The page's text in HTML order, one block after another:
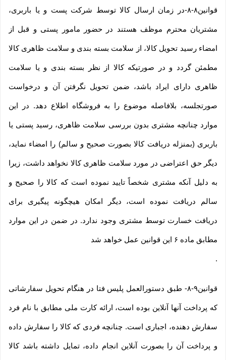
قوانین۸-۸-در زمان ارسال کالا توسط شرکت پست و یا باربری،
مشتریان محترم موظف هستند در حضور مامور پستی و قبل از
امضاء رسید تحویل کالا، از سلامت بسته بندی و سلامت ظاهری کالا
مطمئن گردد و در صورتیکه کالا از نظر بسته بندی و یا سلامت
ظاهری دارای ایراد باشد، ضمن تحویل نگرفتن آن و درخواست
صورتجلسه، بلافاصله موضوع را به فروشگاه اطلاع دهد. در این
موارد چنانچه مشتری بدون بررسی سلامت ظاهری، رسید پستی یا
باربری (بمنزله دریافت کالا بصورت صحیح و سالم) را امضاء نماید،
دیگر حق اعتراضی در مورد سلامت ظاهری کالا نخواهد داشت، زیرا
به دلیل آنکه مشتری شخصاً تایید نموده است که کالا را صحیح و
سالم دریافت نموده است، دیگر امکان هیچگونه پیگیری برای
دریافت خسارت توسط مشتری وجود ندارد. در ضمن در این موارد
مطابق ماده ۶ این قوانین عمل خواهد شد
.
قوانین۹-۸- طبق دستورالعمل پلیس فتا در هنگام تحویل سفارشاتی
که پرداخت آنها آنلاین بوده است، ارائه کارت ملی مطابق با نام فرد
سفارش دهنده، اجباری است. چنانچه فردی که کالا را سفارش داده
و پرداخت آن را بصورت آنلاین انجام داده، تمایل داشته باشد کالا